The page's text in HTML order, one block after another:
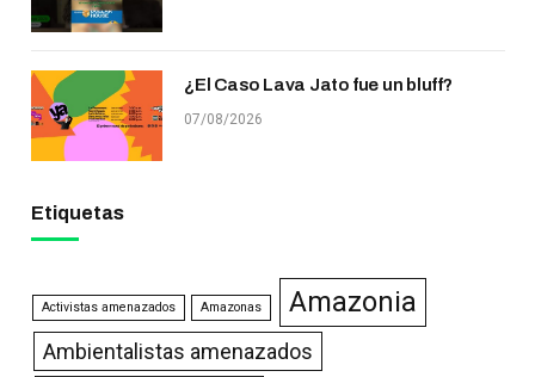
¿El Caso Lava Jato fue un bluff?
07/08/2026
Etiquetas
Activistas amenazados Amazonas Amazonia
Ambientalistas amenazados